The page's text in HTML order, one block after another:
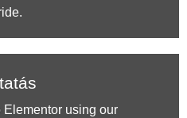
using our